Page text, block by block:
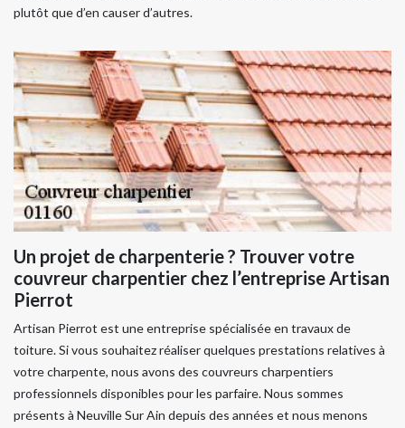
plutôt que d’en causer d’autres.
Un projet de charpenterie ? Trouver votre
couvreur charpentier chez l’entreprise Artisan
Pierrot
Artisan Pierrot est une entreprise spécialisée en travaux de
toiture. Si vous souhaitez réaliser quelques prestations relatives à
votre charpente, nous avons des couvreurs charpentiers
professionnels disponibles pour les parfaire. Nous sommes
présents à Neuville Sur Ain depuis des années et nous menons